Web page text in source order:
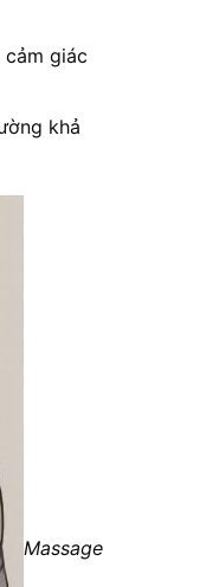
giác
khả
Massage